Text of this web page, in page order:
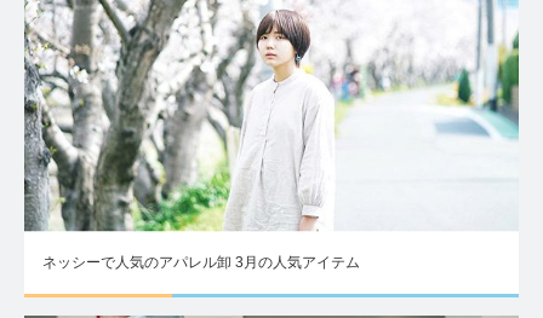
ネッシーで人気のアパレル卸 3月の人気アイテム